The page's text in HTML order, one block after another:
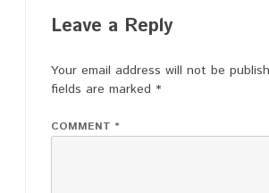
Leave a Reply
Your email address will not be
fields are marked *
COMMENT *